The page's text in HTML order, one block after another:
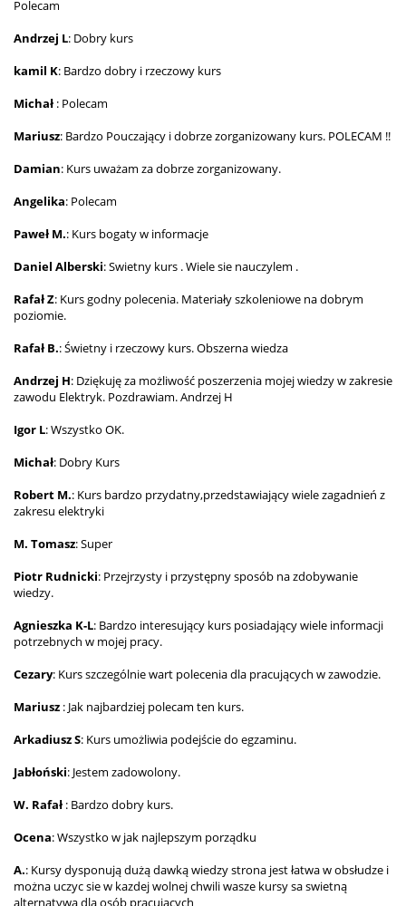
Polecam
Andrzej L: Dobry kurs
kamil K: Bardzo dobry i rzeczowy kurs
Michał : Polecam
Mariusz: Bardzo Pouczający i dobrze zorganizowany kurs. POLECAM !!
Damian: Kurs uważam za dobrze zorganizowany.
Angelika: Polecam
Paweł M.: Kurs bogaty w informacje
Daniel Alberski: Swietny kurs . Wiele sie nauczylem .
Rafał Z: Kurs godny polecenia. Materiały szkoleniowe na dobrym
poziomie.
Rafał B.: Świetny i rzeczowy kurs. Obszerna wiedza
Andrzej H: Dziękuję za możliwość poszerzenia mojej wiedzy w zakresie
zawodu Elektryk. Pozdrawiam. Andrzej H
Igor L: Wszystko OK.
Michał: Dobry Kurs
Robert M.: Kurs bardzo przydatny,przedstawiający wiele zagadnień z
zakresu elektryki
M. Tomasz: Super
Piotr Rudnicki: Przejrzysty i przystępny sposób na zdobywanie
wiedzy.
Agnieszka K-L: Bardzo interesujący kurs posiadający wiele informacji
potrzebnych w mojej pracy.
Cezary: Kurs szczególnie wart polecenia dla pracujących w zawodzie.
Mariusz : Jak najbardziej polecam ten kurs.
Arkadiusz S: Kurs umożliwia podejście do egzaminu.
Jabłoński: Jestem zadowolony.
W. Rafał : Bardzo dobry kurs.
Ocena: Wszystko w jak najlepszym porządku
A.: Kursy dysponują dużą dawką wiedzy strona jest łatwa w obsłudze i
można uczyc sie w kazdej wolnej chwili wasze kursy sa swietną
alternatywa dla osób pracujacych